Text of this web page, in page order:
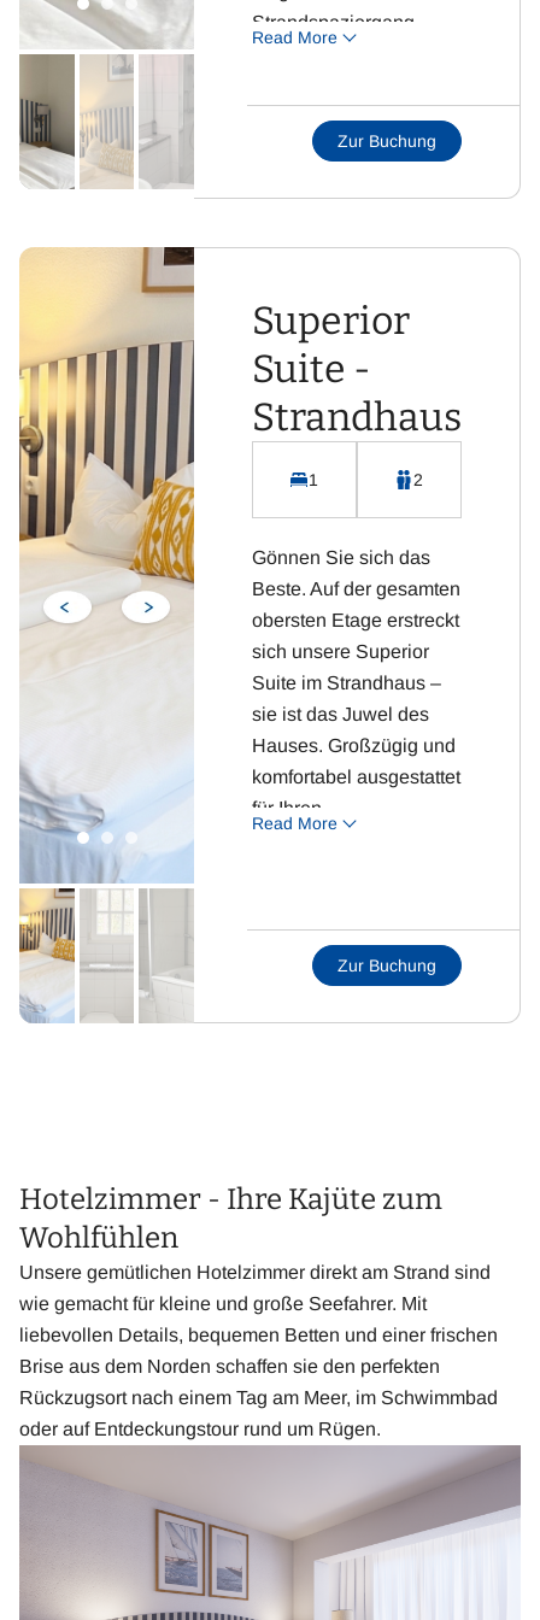
Strandspaziergang.
Wohnbereich für
maximale Flexibilität
Read More
Zur Buchung
Superior
Suite -
Strandhaus
1 2
Gönnen Sie sich das
Beste. Auf der gesamten
obersten Etage erstreckt
sich unsere Superior
Suite im Strandhaus –
sie ist das Juwel des
Hauses. Großzügig und
komfortabel ausgestattet
für Ihren
Highlight: Großer
Balkon in der obersten
Etage mit exklusivem
Ausblick.
Read More
Zur Buchung
Hotelzimmer - Ihre Kajüte zum
Wohlfühlen
Unsere gemütlichen Hotelzimmer direkt am Strand sind
wie gemacht für kleine und große Seefahrer. Mit
liebevollen Details, bequemen Betten und einer frischen
Brise aus dem Norden schaffen sie den perfekten
Rückzugsort nach einem Tag am Meer, im Schwimmbad
oder auf Entdeckungstour rund um Rügen.